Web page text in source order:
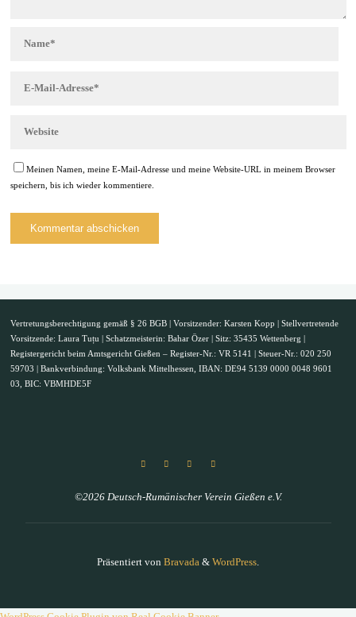
Meinen Namen, meine E-Mail-Adresse und meine Website-URL in meinem Browser
speichern, bis ich wieder kommentiere.
Vertretungsberechtigung gemäß § 26 BGB | Vorsitzender: Karsten Kopp | Stellvertretende
Vorsitzende: Laura Tuțu | Schatzmeisterin: Bahar Özer | Sitz: 35435 Wettenberg |
Registergericht beim Amtsgericht Gießen – Register-Nr.: VR 5141 | Steuer-Nr.: 020 250
59703 | Bankverbindung: Volksbank Mittelhessen, IBAN: DE94 5139 0000 0048 9601
03, BIC: VBMHDE5F
©2026 Deutsch-Rumänischer Verein Gießen e.V.
Präsentiert von Bravada & WordPress